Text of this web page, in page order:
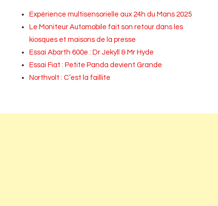
Expérience multisensorielle aux 24h du Mans 2025
Le Moniteur Automobile fait son retour dans les
kiosques et maisons de la presse
Essai Abarth 600e : Dr Jekyll & Mr Hyde
Essai Fiat : Petite Panda devient Grande
Northvolt : C’est la faillite